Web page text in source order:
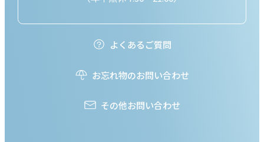
よくあるご質問
お忘れ物のお問い合わせ
その他お問い合わせ